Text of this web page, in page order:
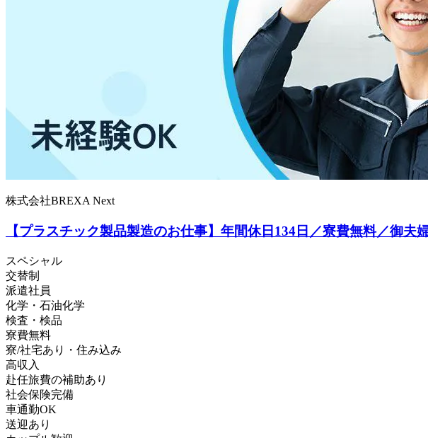
株式会社BREXA Next
【プラスチック製品製造のお仕事】年間休日134日／寮費無料／御
スペシャル
交替制
派遣社員
化学・石油化学
検査・検品
寮費無料
寮/社宅あり・住み込み
高収入
赴任旅費の補助あり
社会保険完備
車通勤OK
送迎あり